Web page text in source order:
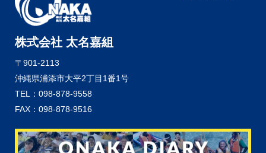
株式会社 太名嘉組
〒901-2113
沖縄県浦添市大平2丁目1番1号
TEL：098-878-9558
FAX：098-878-9516